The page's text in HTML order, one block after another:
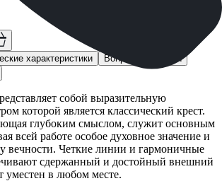
характеристики
Вопросы и ответы
собой выразительную
которой является классический крест.
глубоким смыслом, служит основным
всей работе особое духовное значение и
вечности. Четкие линии и гармоничные
сдержанный и достойный внешний
уместен в любом месте.